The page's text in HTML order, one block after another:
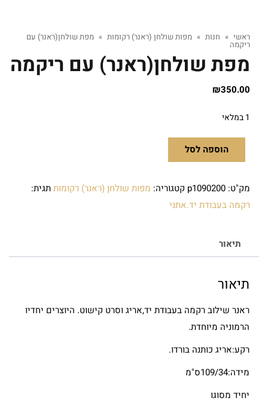
ראשי » חנות » מפות שולחן (ראנר) רקומות » מפת שולחן(ראנר) עם
ריקמה
מפת שולחן(ראנר) עם ריקמה
₪350.00
1 במלאי
הוספה לסל
מק"ט: p1090200 קטגוריה: מפות שולחן (ראנר) רקומותתגית:
רקמה בעבודת יד.אתני
תיאור
תיאור
ראנר שילוב רקמה בעבודת יד,אריג וסרט קישוט. היוצרים יחדיו
הרמוניה מיוחדת.
רקע:אריג כותנה בורדו.
מידה:109/34ס"מ
יחיד מסוגו